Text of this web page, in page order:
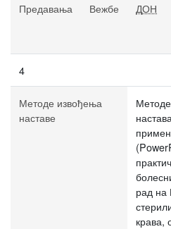
Предавања Вежбе ДОН
4
Методе извођења
наставе
рад на
крава,